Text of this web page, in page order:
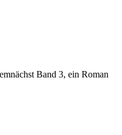
Band 3, ein Roman